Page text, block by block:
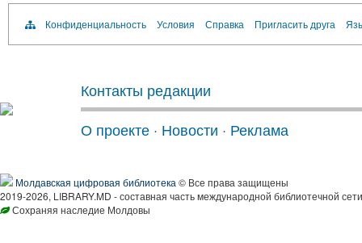
Конфиденциальность Условия Справка Пригласить друга
Контакты редакции
О проекте · Новости · Реклама
Молдавская цифровая библиотека © Все права защищены
2019-2026, LIBRARY.MD - составная часть международной библиотечной
Сохраняя наследие Молдовы